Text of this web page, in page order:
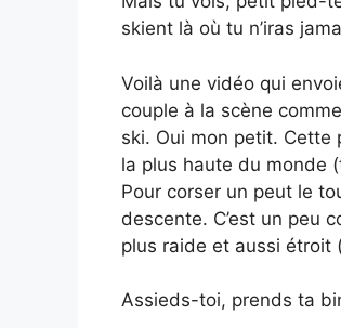
skient là où tu n’iras
Voilà une vidéo qui
couple à la scène
ski. Oui mon petit. Cette
la plus haute du monde
Pour corser un peut le
descente. C’est un peu
plus raide et aussi étroit
Assieds-toi, prends ta